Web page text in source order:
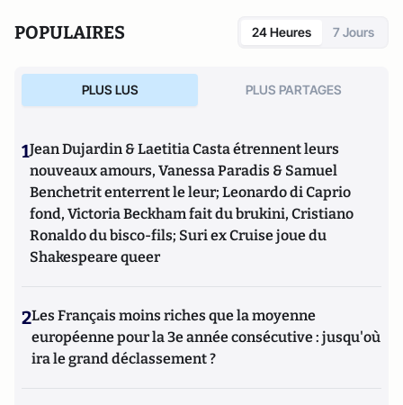
POPULAIRES 24 Heures 7 Jours
PLUS LUS PLUS PARTAGES
1Jean Dujardin & Laetitia Casta étrennent leurs
nouveaux amours, Vanessa Paradis & Samuel
Benchetrit enterrent le leur; Leonardo di Caprio
fond, Victoria Beckham fait du brukini, Cristiano
Ronaldo du bisco-fils; Suri ex Cruise joue du
Shakespeare queer
2Les Français moins riches que la moyenne
européenne pour la 3e année consécutive : jusqu'où
ira le grand déclassement ?